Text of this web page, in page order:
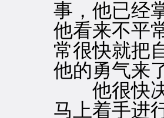
事，他已经
他看来不平
常很快就把
他的勇气来
他很快决
马上着手进